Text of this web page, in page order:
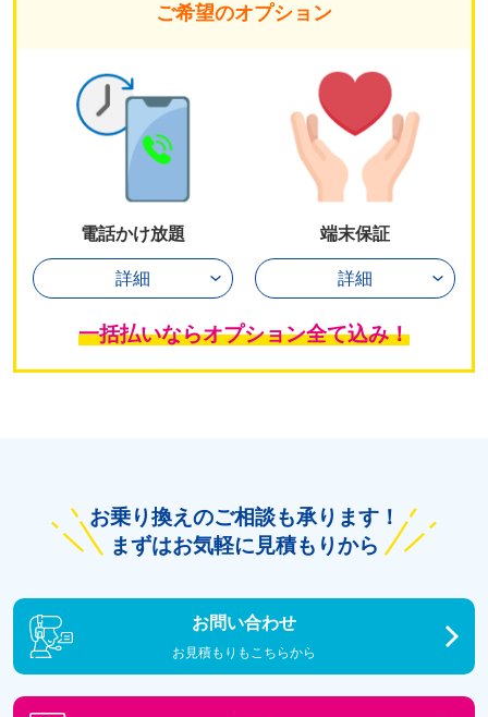
ご希望のオプション
電話かけ放題
詳細
端末保証
詳細
一括払いならオプション全て込み！
お乗り換えのご相談も承ります！
まずはお気軽に見積もりから
お問い合わせ
お見積もりもこちらから